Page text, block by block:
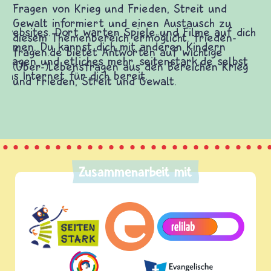
Fragen von Krieg und Frieden, Streit und
Gewalt informiert und einen Austausch zu
diesem Themenbereich ermöglicht. frieden-
fragen.de bietet Antworten auf wichtige
(Über-)Lebensfragen aus den Bereichen Krieg
und Frieden, Streit und Gewalt.
Zusammenarbeit mit